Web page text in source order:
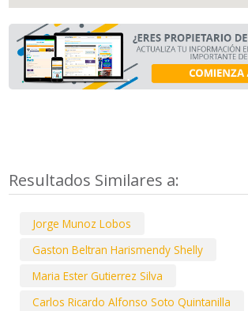
Resultados Similares a:
Jorge Munoz Lobos
Gaston Beltran Harismendy Shelly
Maria Ester Gutierrez Silva
Carlos Ricardo Alfonso Soto Quintanilla